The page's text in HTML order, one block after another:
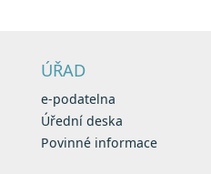
ÚŘAD
e-podatelna
Úřední deska
Povinné informace